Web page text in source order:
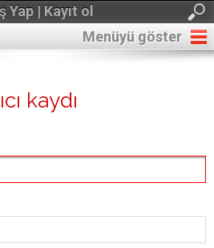
Yap | Kayıt ol
Menüyü göster
kaydı